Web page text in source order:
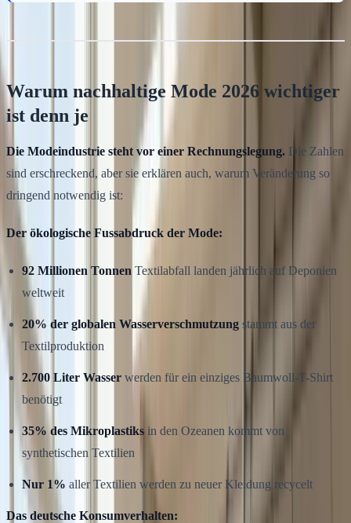
Warum nachhaltige Mode 2026 wichtiger
ist denn je
Die Modeindustrie steht vor einer Rechnungslegung. Die Zahlen
sind erschreckend, aber sie erklären auch, warum Veränderung so
dringend notwendig ist:
Der ökologische Fussabdruck der Mode:
92 Millionen Tonnen Textilabfall landen jährlich auf Deponien
weltweit
20% der globalen Wasserverschmutzung stammt aus der
Textilproduktion
2.700 Liter Wasser werden für ein einziges Baumwoll-T-Shirt
benötigt
35% des Mikroplastiks in den Ozeanen kommt von
synthetischen Textilien
Nur 1% aller Textilien werden zu neuer Kleidung recycelt
Das deutsche Konsumverhalten: